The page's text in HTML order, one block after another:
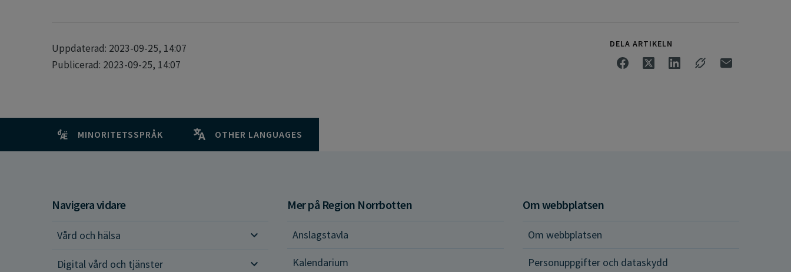
Uppdaterad: 2023-09-25, 14:07
Publicerad: 2023-09-25, 14:07
DELA ARTIKELN
MINORITETSSPRÅK OTHER LANGUAGES
Navigera vidare
Vård och hälsa
Vård och hälsa
Digital vård och tjänster
Mer på Region Norrbotten
Anslagstavla
Kalendarium
Om webbplatsen
Om webbplatsen
Personuppgifter och dataskydd